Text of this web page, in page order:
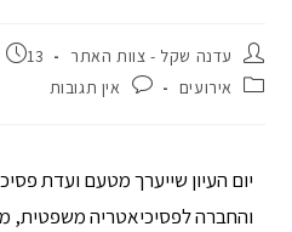
עדנה שקל - צוות האתר
13 בנובמבר 2022
אירועים
אין תגובות
יום העיון שייערך מטעם ועדת
והחברה לפסיכיאטריה משפטית, מתוכנן